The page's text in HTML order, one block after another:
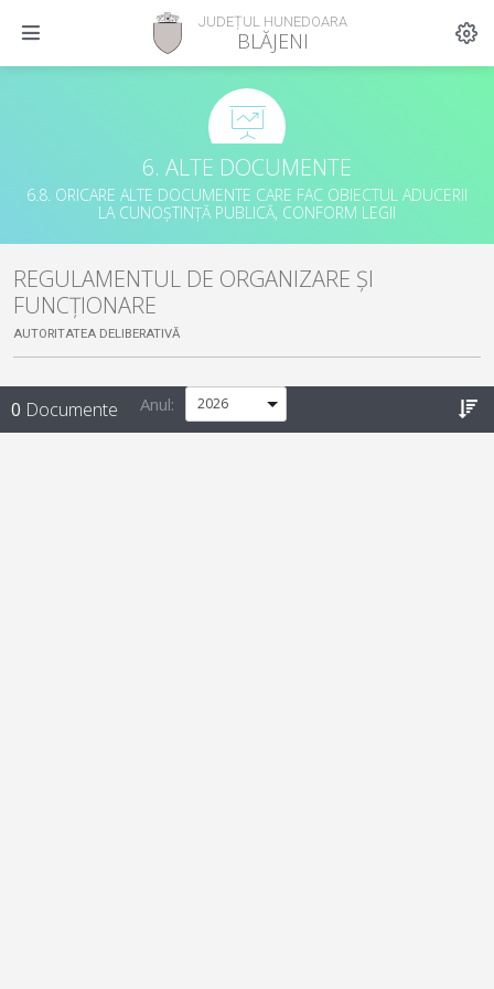
JUDEȚUL HUNEDOARA
BLĂJENI
6. ALTE DOCUMENTE
6.8. ORICARE ALTE DOCUMENTE CARE FAC OBIECTUL ADUCERII
LA CUNOȘTINȚĂ PUBLICĂ, CONFORM LEGII
REGULAMENTUL DE ORGANIZARE ȘI
FUNCȚIONARE
AUTORITATEA DELIBERATIVĂ
0 Documente Anul: